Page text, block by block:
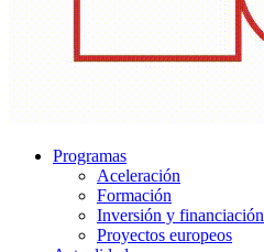
Programas
Aceleración
Formación
Inversión y financiación
Proyectos europeos